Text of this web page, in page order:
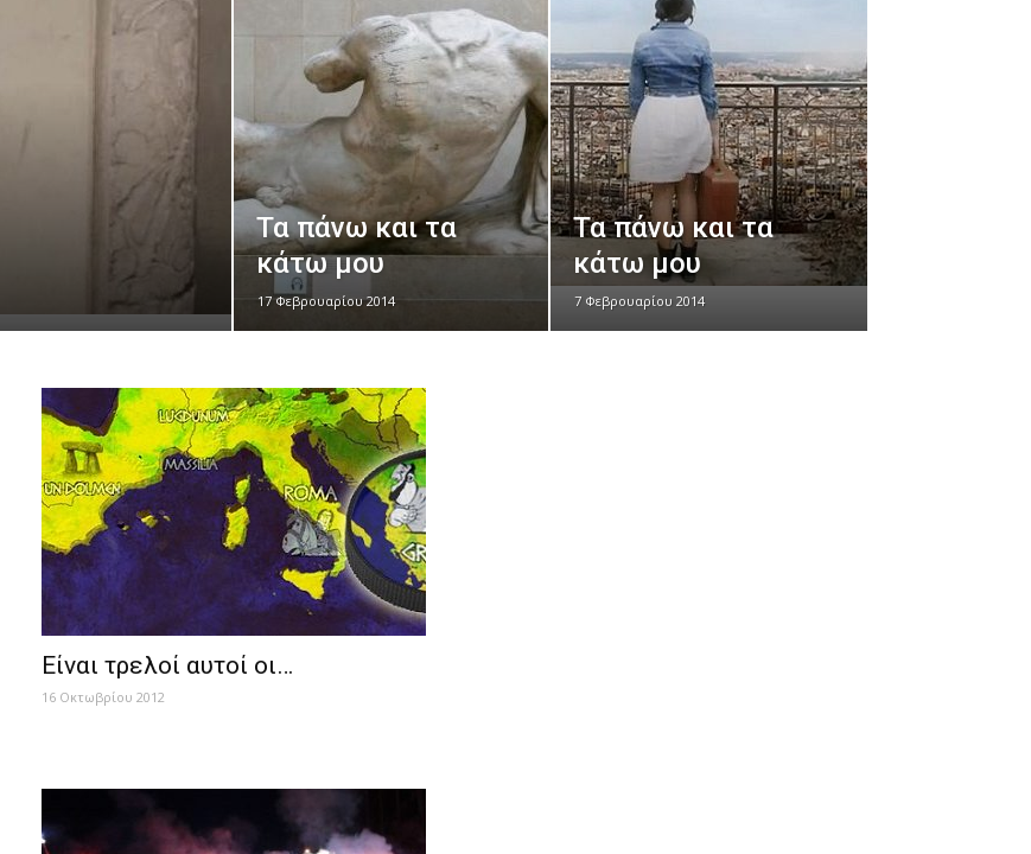
Τα πάνω και τα
κάτω μου
17 Φεβρουαρίου 2014
Τα πάνω και τα
κάτω μου
7 Φεβρουαρίου 2014
Είναι τρελοί αυτοί οι…
16 Οκτωβρίου 2012